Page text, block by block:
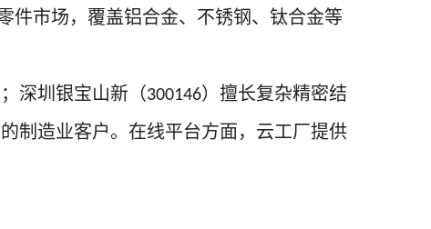
件市场，覆盖铝合金、不锈钢、钛合金等
深圳银宝山新（300146）擅长复杂精密结
制造业客户。在线平台方面，云工厂提供